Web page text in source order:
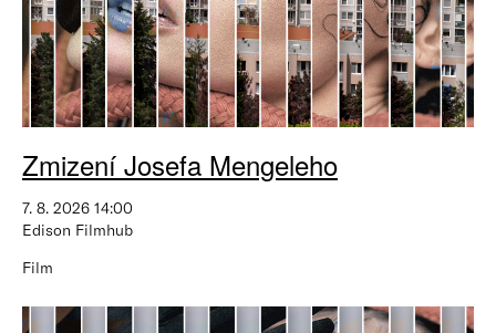
Zmizení Josefa Mengeleho
7. 8. 2026 14:00
Edison Filmhub
Film